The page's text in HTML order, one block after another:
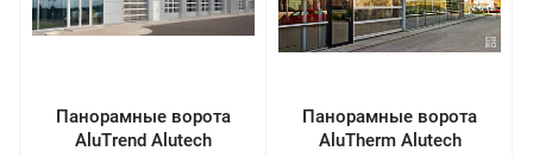
Панорамные ворота
AluTrend Alutech
Панорамные ворота
AluTherm Alutech